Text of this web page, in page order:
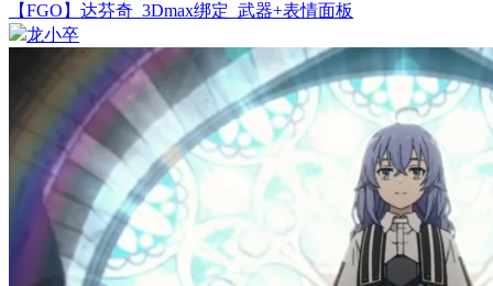
【FGO】达芬奇_3Dmax绑定_武器+表情面板
龙小卒